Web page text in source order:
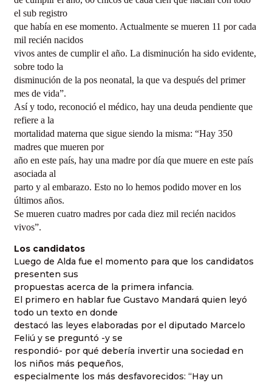
el sub registro
que había en ese momento. Actualmente se mueren 11 por cada
mil recién nacidos
vivos antes de cumplir el año. La disminución ha sido evidente,
sobre todo la
disminución de la pos neonatal, la que va después del primer
mes de vida”.
Así y todo, reconoció el médico, hay una deuda pendiente que
refiere a la
mortalidad materna que sigue siendo la misma: “Hay 350
madres que mueren por
año en este país, hay una madre por día que muere en este país
asociada al
parto y al embarazo. Esto no lo hemos podido mover en los
últimos años.
Se mueren cuatro madres por cada diez mil recién nacidos
vivos”.
Los candidatos
Luego de Alda fue el momento para que los candidatos
presenten sus
propuestas acerca de la primera infancia.
El primero en hablar fue Gustavo Mandará quien leyó
todo un texto en donde
destacó las leyes elaboradas por el diputado Marcelo
Feliú y se preguntó -y se
respondió- por qué debería invertir una sociedad en
los niños más pequeños,
especialmente los más desfavorecidos: “Hay un